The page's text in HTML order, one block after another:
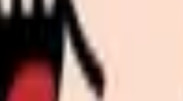
人票へ改善します。